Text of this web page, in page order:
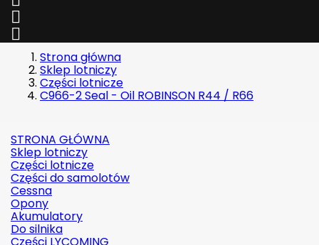


Strona główna
Sklep lotniczy
Części lotnicze
C966-2 Seal - Oil ROBINSON R44 / R66
STRONA GŁÓWNA
Sklep lotniczy
Części lotnicze
Części do samolotów
Cessna
Opony
Akumulatory
Do silnika
Części LYCOMING